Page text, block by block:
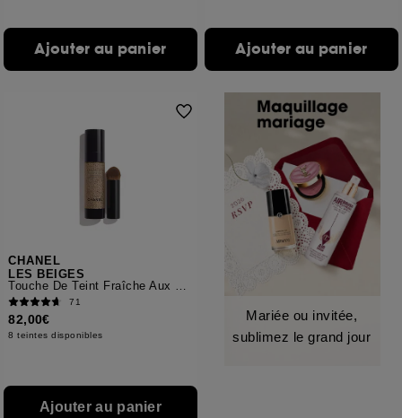
Ajouter au panier Ajouter au panier
CHANEL
LES BEIGES
Touche De Teint Fraîche Aux Microbulles De Pigments
71
82,00€
8 teintes disponibles
Ajouter au panier
Mariée ou invitée,
sublimez le grand jour